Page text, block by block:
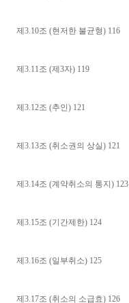
제3.10조 (현저한 불균형) 116
제3.11조 (제3자) 119
제3.12조 (추인) 121
제3.13조 (취소권의 상실) 121
제3.14조 (계약취소의 통지) 123
제3.15조 (기간제한) 124
제3.16조 (일부취소) 125
제3.17조 (취소의 소급효) 126